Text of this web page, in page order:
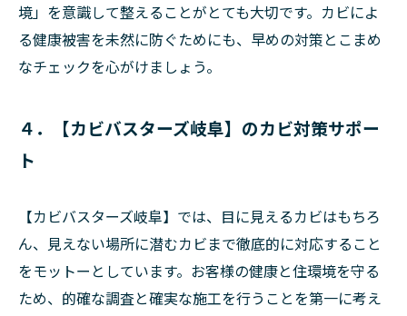
境」を意識して整えることがとても大切です。カビによ
る健康被害を未然に防ぐためにも、早めの対策とこまめ
なチェックを心がけましょう。
４．【カビバスターズ岐阜】のカビ対策サポー
ト
【カビバスターズ岐阜】では、目に見えるカビはもちろ
ん、見えない場所に潜むカビまで徹底的に対応すること
をモットーとしています。お客様の健康と住環境を守る
ため、的確な調査と確実な施工を行うことを第一に考え